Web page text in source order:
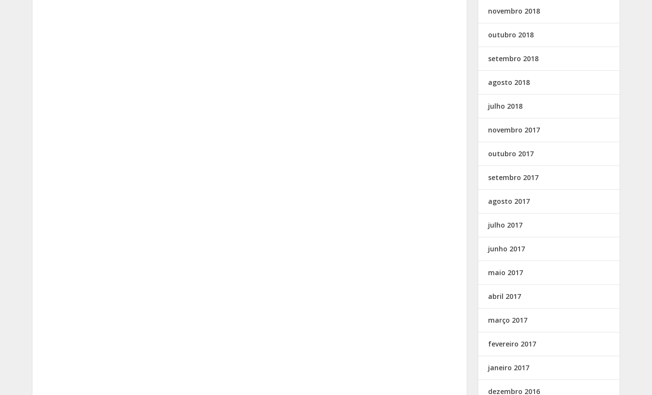
novembro 2018
outubro 2018
setembro 2018
agosto 2018
julho 2018
novembro 2017
outubro 2017
setembro 2017
agosto 2017
julho 2017
junho 2017
maio 2017
abril 2017
março 2017
fevereiro 2017
janeiro 2017
dezembro 2016